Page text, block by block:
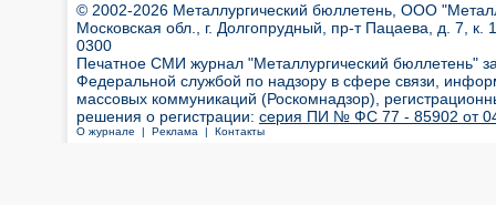
© 2002-2026 Металлургический бюллетень, ООО
Московская обл., г. Долгопрудный, пр-т Пацаева, д. 7,
0300
Печатное СМИ журнал "Металлургический бюллетень"
Федеральной службой по надзору в сфере связи,
массовых коммуникаций (Роскомнадзор),
решения о регистрации: серия ПИ № ФС 77 - 85902 от 04
О журнале | Реклама | Контакты